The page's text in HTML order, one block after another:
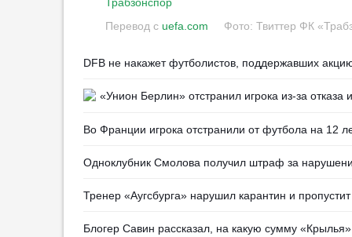
главным тренером
00:50
2
лучших клубов мира»
старте сезона выглядит по-
детски»
00:06
1
интересуются в РПЛ
Перевод с uefa.com Фото: Твиттер ФК
DFB не накажет футболистов, поддержавших
«Унион Берлин» отстранил игрока из-за отказа
Во Франции игрока отстранили от футбола на 12
Одноклубник Смолова получил штраф за
Тренер «Аугсбурга» нарушил карантин и
Блогер Савин рассказал, на какую сумму